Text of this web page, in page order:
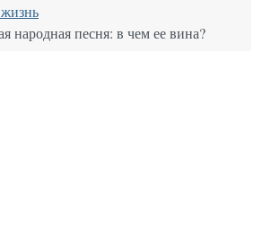
народная песня: в чем ее вина?